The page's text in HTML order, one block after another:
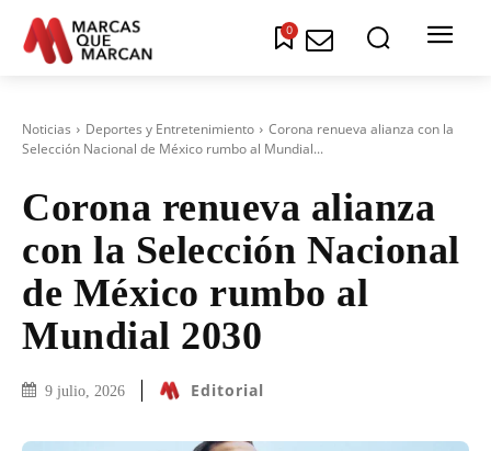
0
Noticias Deportes y Entretenimiento
Corona renueva alianza con la
Selección Nacional de México rumbo al Mundial...
Corona renueva alianza
con la Selección Nacional
de México rumbo al
Mundial 2030
9 julio, 2026 Editorial